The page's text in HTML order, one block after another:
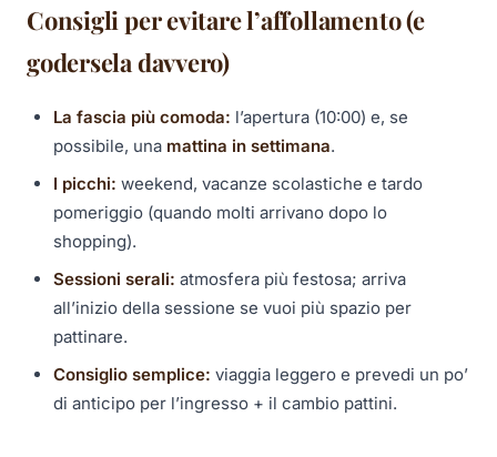
Consigli per evitare l’affollamento (e
godersela davvero)
La fascia più comoda: l’apertura (10:00) e, se
possibile, una mattina in settimana.
I picchi: weekend, vacanze scolastiche e tardo
pomeriggio (quando molti arrivano dopo lo
shopping).
Sessioni serali: atmosfera più festosa; arriva
all’inizio della sessione se vuoi più spazio per
pattinare.
Consiglio semplice: viaggia leggero e prevedi un po’
di anticipo per l’ingresso + il cambio pattini.